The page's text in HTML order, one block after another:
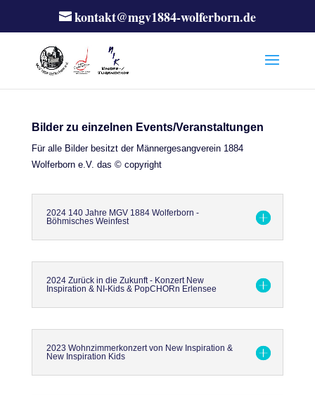
kontakt@mgv1884-wolferborn.de
Bilder zu einzelnen Events/Veranstaltungen
Für alle Bilder besitzt der Männergesangverein 1884
Wolferborn e.V. das © copyright
2024 140 Jahre MGV 1884 Wolferborn -
Böhmisches Weinfest
2024 Zurück in die Zukunft - Konzert New
Inspiration & NI-Kids & PopCHORn Erlensee
2023 Wohnzimmerkonzert von New Inspiration &
New Inspiration Kids